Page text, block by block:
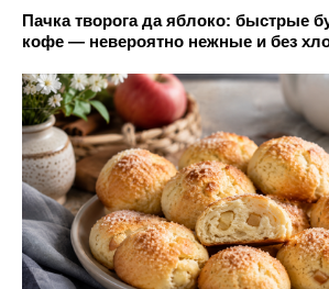
Пачка творога да яблоко: быстрые
кофе — невероятно нежные и без